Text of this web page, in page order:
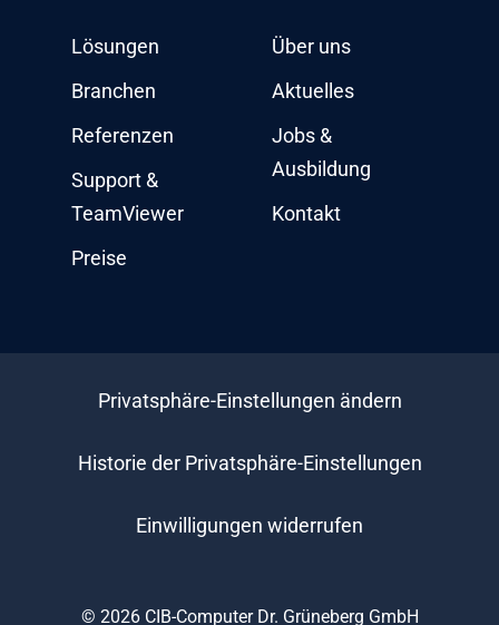
Lösungen
Branchen
Referenzen
Support &
TeamViewer
Preise
Über uns
Aktuelles
Jobs &
Ausbildung
Kontakt
Privatsphäre-Einstellungen ändern
Historie der Privatsphäre-Einstellungen
Einwilligungen widerrufen
© 2026 CIB-Computer Dr. Grüneberg GmbH